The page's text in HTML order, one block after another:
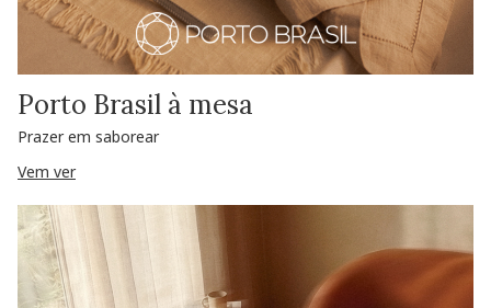
Porto Brasil à mesa
Prazer em saborear
Vem ver